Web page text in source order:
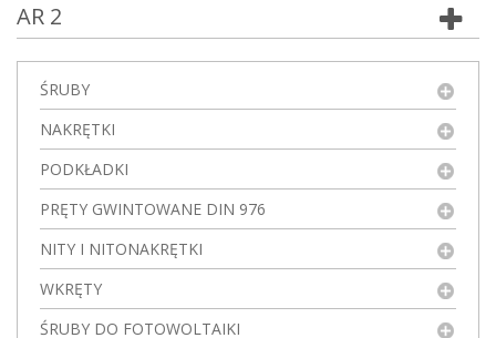
AR 2
ŚRUBY
NAKRĘTKI
PODKŁADKI
PRĘTY GWINTOWANE DIN 976
NITY I NITONAKRĘTKI
WKRĘTY
ŚRUBY DO FOTOWOLTAIKI